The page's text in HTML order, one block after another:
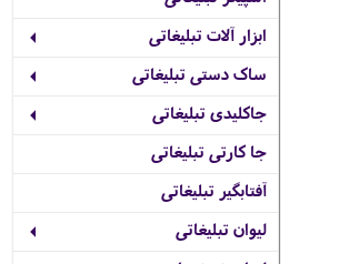
ابزار آلات تبلیغاتی
ساک دستی تبلیغاتی
جاکلیدی تبلیغاتی
جا کارتی تبلیغاتی
آفتابگیر تبلیغاتی
لیوان تبلیغاتی